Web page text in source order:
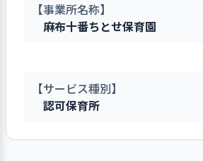
【事業所名称】
麻布十番ちとせ保育園
【サービス種別】
認可保育所